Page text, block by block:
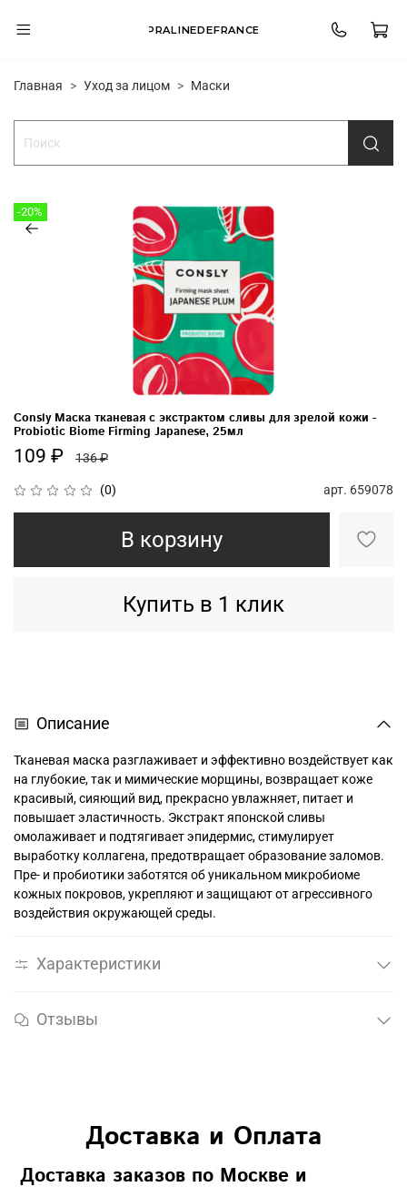
PRALINEDEFRANCE
Главная Уход за лицом Маски
-20%
(0) арт. 659078
Consly Маска тканевая с экстрактом сливы для зрелой кожи -
Probiotic Biome Firming Japanese, 25мл
109 ₽ 136 ₽
В корзину
Купить в 1 клик
Описание
Тканевая маска разглаживает и эффективно воздействует как
на глубокие, так и мимические морщины, возвращает коже
красивый, сияющий вид, прекрасно увлажняет, питает и
повышает эластичность. Экстракт японской сливы
омолаживает и подтягивает эпидермис, стимулирует
выработку коллагена, предотвращает образование заломов.
Пре- и пробиотики заботятся об уникальном микробиоме
кожных покровов, укрепляют и защищают от агрессивного
воздействия окружающей среды.
Характеристики
Отзывы
Доставка и Оплата
Доставка заказов по Москве и